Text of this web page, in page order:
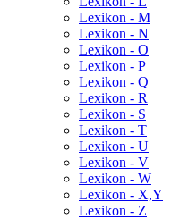
Lexikon - M
Lexikon - N
Lexikon - O
Lexikon - P
Lexikon - Q
Lexikon - R
Lexikon - S
Lexikon - T
Lexikon - U
Lexikon - V
Lexikon - W
Lexikon - X,Y
Lexikon - Z